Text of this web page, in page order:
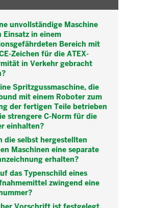
unvollständige Maschine
Einsatz in einem
Bereich mit
Zeichen für die ATEX-
in Verkehr gebracht
Spritzgussmaschine, die
mit einem Roboter zum
der fertigen Teile betrieben
strengere C-Norm für die
einhalten?
die selbst hergestellten
Maschinen eine separate
erhalten?
das Typenschild eines
zwingend eine